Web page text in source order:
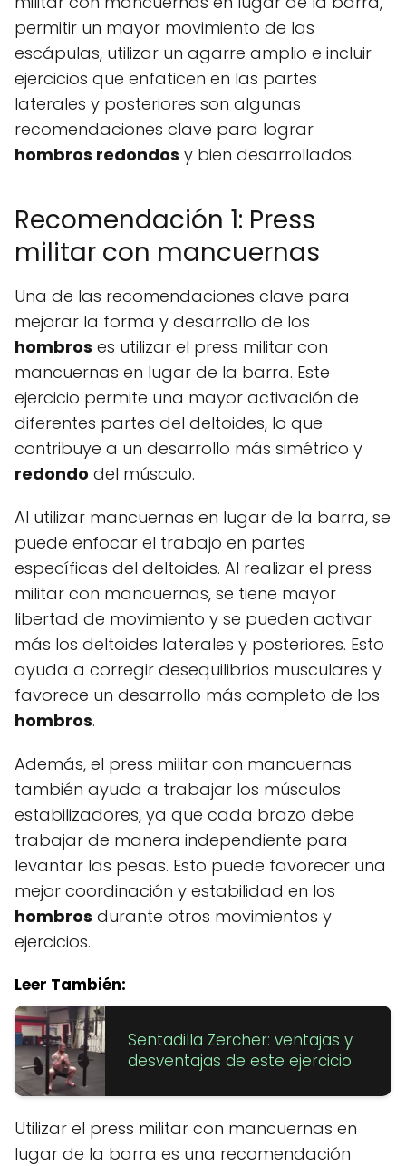
permitir un mayor movimiento de las
escápulas, utilizar un agarre amplio e incluir
ejercicios que enfaticen en las partes
laterales y posteriores son algunas
recomendaciones clave para lograr
hombros redondos y bien desarrollados.
Recomendación 1: Press
militar con mancuernas
Una de las recomendaciones clave para
mejorar la forma y desarrollo de los
hombros es utilizar el press militar con
mancuernas en lugar de la barra. Este
ejercicio permite una mayor activación de
diferentes partes del deltoides, lo que
contribuye a un desarrollo más simétrico y
redondo del músculo.
Al utilizar mancuernas en lugar de la barra, se
puede enfocar el trabajo en partes
específicas del deltoides. Al realizar el press
militar con mancuernas, se tiene mayor
libertad de movimiento y se pueden activar
más los deltoides laterales y posteriores. Esto
ayuda a corregir desequilibrios musculares y
favorece un desarrollo más completo de los
hombros.
Además, el press militar con mancuernas
también ayuda a trabajar los músculos
estabilizadores, ya que cada brazo debe
trabajar de manera independiente para
levantar las pesas. Esto puede favorecer una
mejor coordinación y estabilidad en los
hombros durante otros movimientos y
ejercicios.
Leer También:
Sentadilla Zercher: ventajas y
desventajas de este ejercicio
Utilizar el press militar con mancuernas en
lugar de la barra es una recomendación